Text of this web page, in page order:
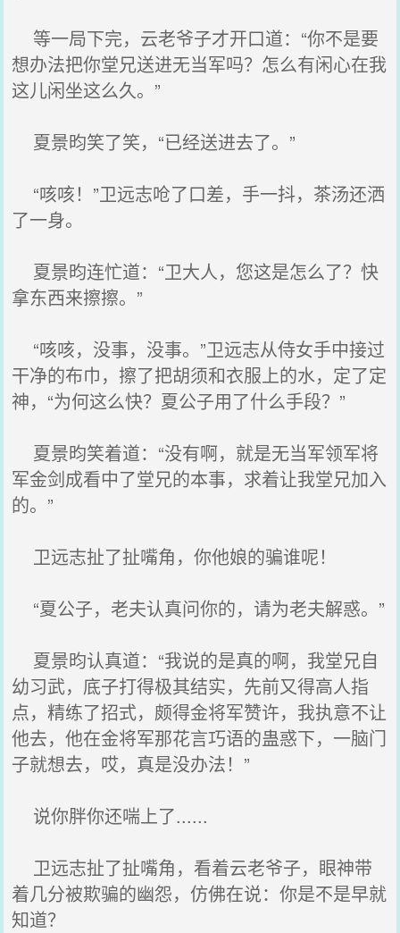
等一局下完，云老爷子才开口道：“你不是要
想办法把你堂兄送进无当军吗？怎么有闲心在我
这儿闲坐这么久。”
夏景昀笑了笑，“已经送进去了。”
“咳咳！”卫远志呛了口差，手一抖，茶汤还洒
了一身。
夏景昀连忙道：“卫大人，您这是怎么了？快
拿东西来擦擦。”
“咳咳，没事，没事。”卫远志从侍女手中接过
干净的布巾，擦了把胡须和衣服上的水，定了定
神，“为何这么快？夏公子用了什么手段？”
夏景昀笑着道：“没有啊，就是无当军领军将
军金剑成看中了堂兄的本事，求着让我堂兄加入
的。”
卫远志扯了扯嘴角，你他娘的骗谁呢！
“夏公子，老夫认真问你的，请为老夫解惑。”
夏景昀认真道：“我说的是真的啊，我堂兄自
幼习武，底子打得极其结实，先前又得高人指
点，精练了招式，颇得金将军赞许，我执意不让
他去，他在金将军那花言巧语的蛊惑下，一脑门
子就想去，哎，真是没办法！”
说你胖你还喘上了......
卫远志扯了扯嘴角，看着云老爷子，眼神带
着几分被欺骗的幽怨，仿佛在说：你是不是早就
知道？